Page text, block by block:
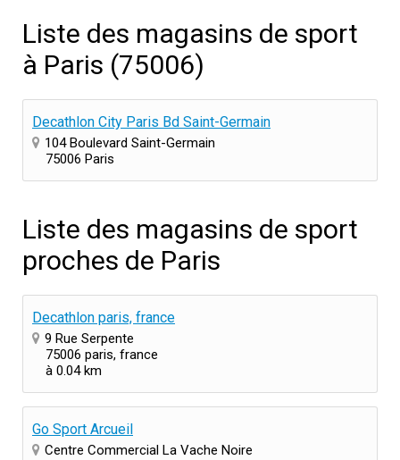
Liste des magasins de sport
à Paris (75006)
Decathlon City Paris Bd Saint-Germain
104 Boulevard Saint-Germain
75006 Paris
Liste des magasins de sport
proches de Paris
Decathlon paris, france
9 Rue Serpente
75006 paris, france
à 0.04 km
Go Sport Arcueil
Centre Commercial La Vache Noire